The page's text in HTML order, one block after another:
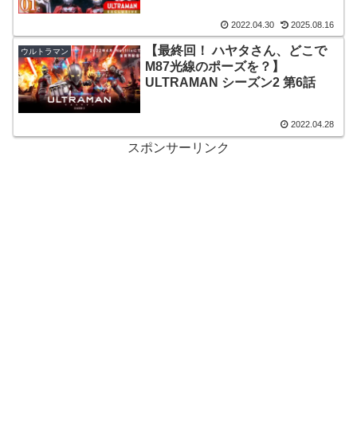
2022.04.30 2025.08.16
ウルトラマン
【最終回！ ハヤタさん、どこで
M87光線のポーズを？】
ULTRAMAN シーズン2 第6話
2022.04.28
スポンサーリンク